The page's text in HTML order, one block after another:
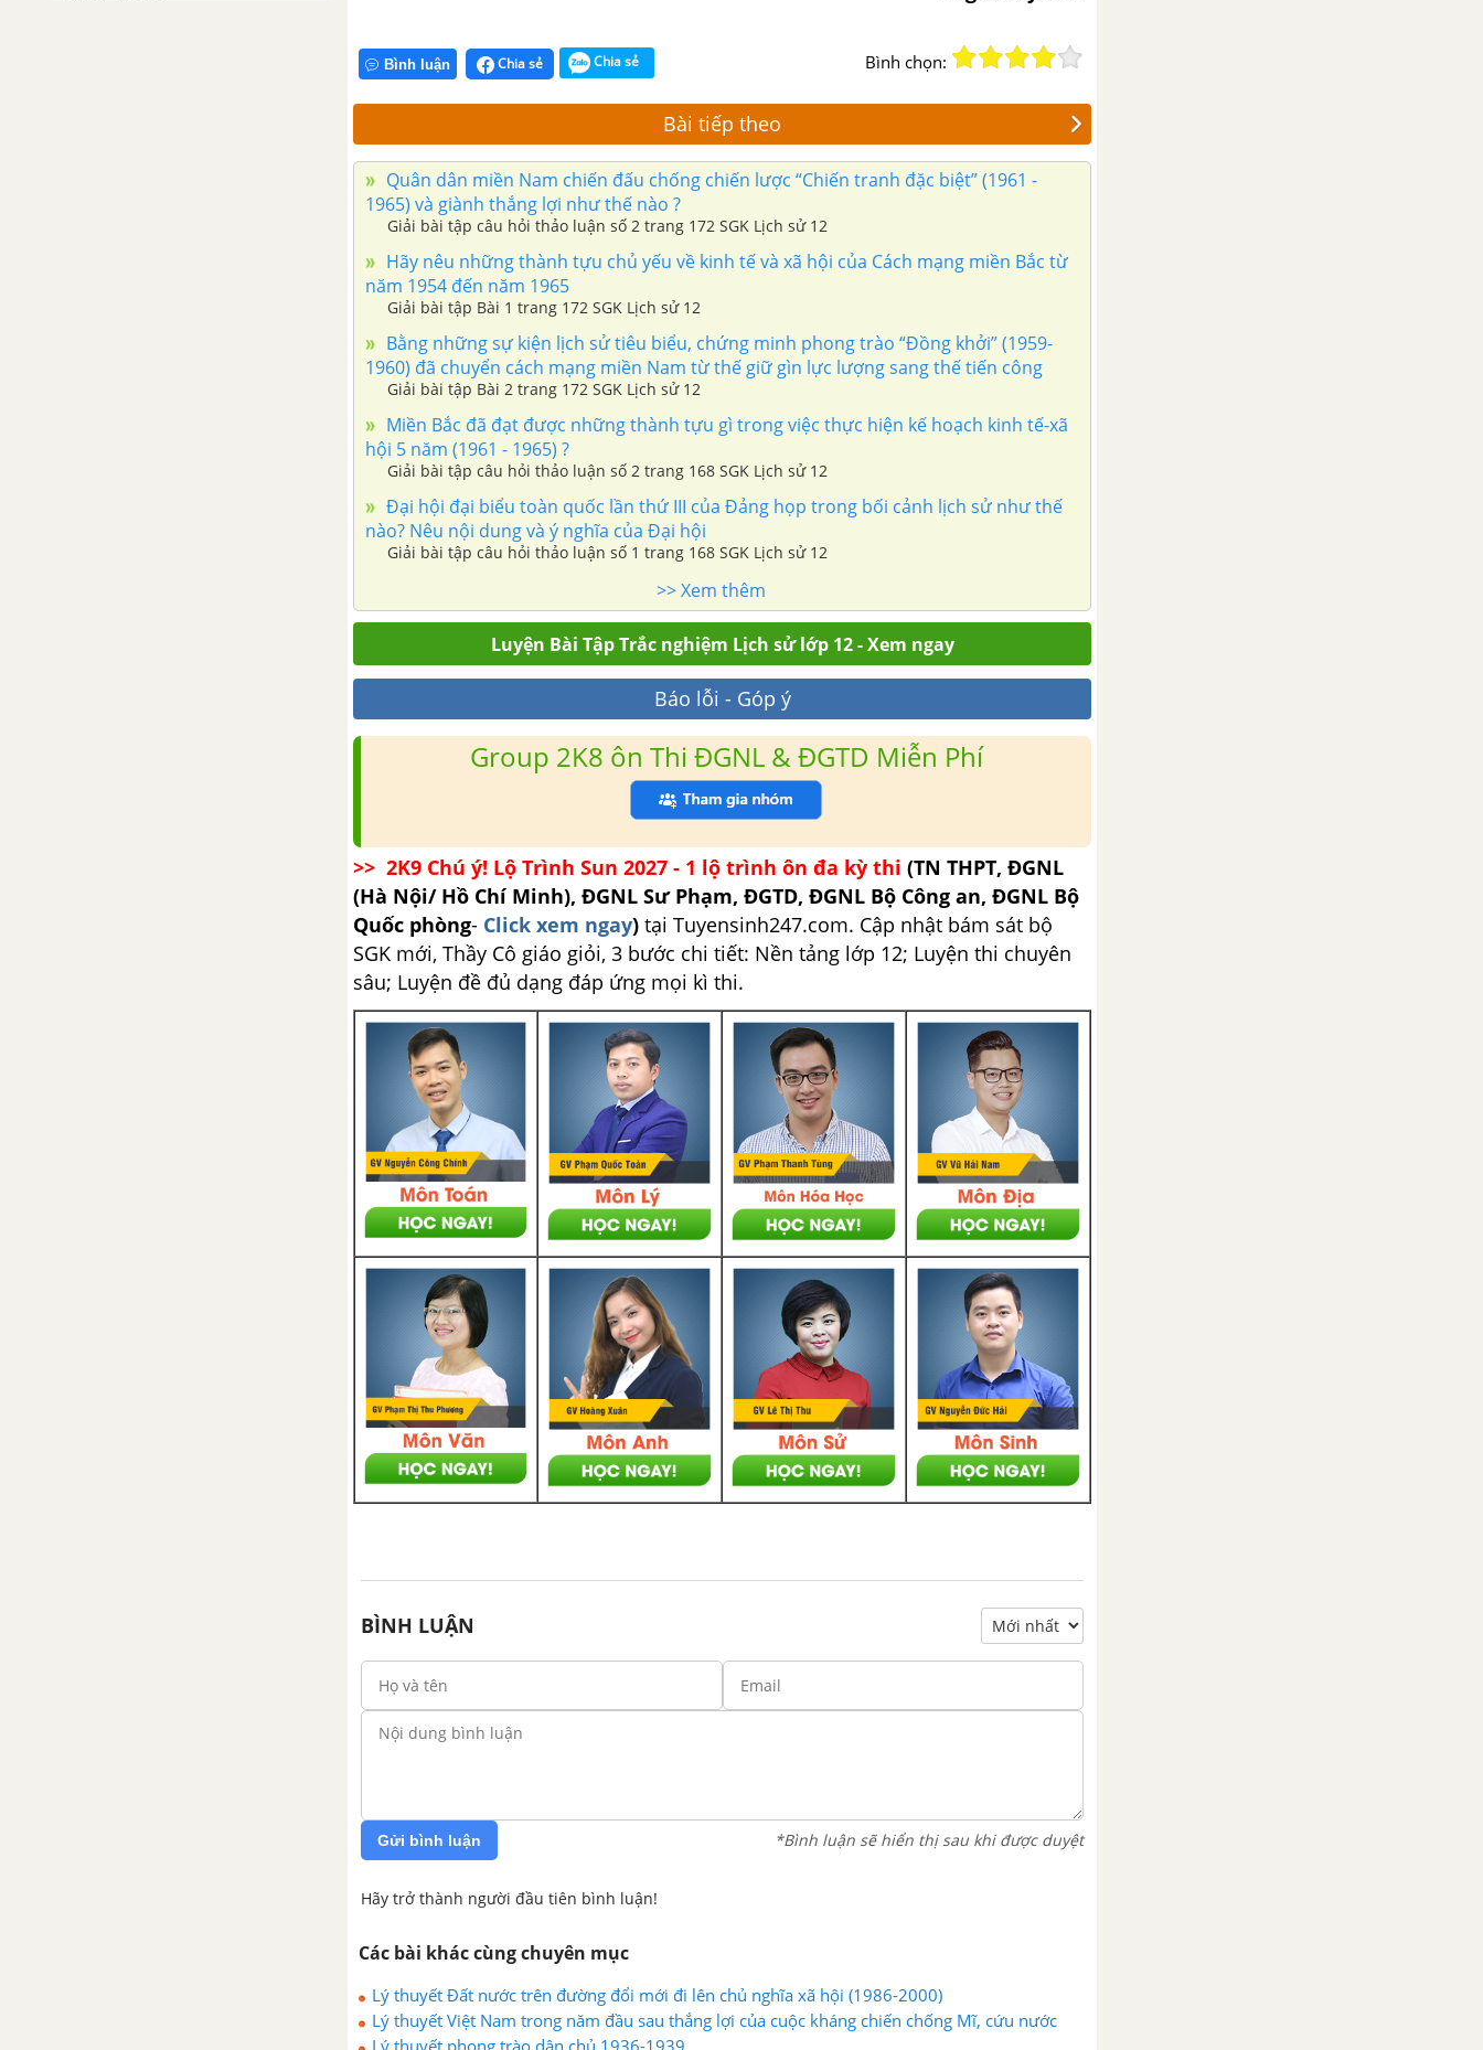
Bình luận Chia sẻ Chia sẻ Bình chọn:
Bài tiếp theo
Quân dân miền Nam chiến đấu chống chiến lược “Chiến tranh đặc biệt” (1961 -
1965) và giành thắng lợi như thế nào ?
Giải bài tập câu hỏi thảo luận số 2 trang 172 SGK Lịch sử 12
Hãy nêu những thành tựu chủ yếu về kinh tế và xã hội của Cách mạng miền Bắc từ
năm 1954 đến năm 1965
Giải bài tập Bài 1 trang 172 SGK Lịch sử 12
Bằng những sự kiện lịch sử tiêu biểu, chứng minh phong trào “Đồng khởi” (1959-
1960) đã chuyển cách mạng miền Nam từ thế giữ gìn lực lượng sang thế tiến công
Giải bài tập Bài 2 trang 172 SGK Lịch sử 12
Miền Bắc đã đạt được những thành tựu gì trong việc thực hiện kế hoạch kinh tế-xã
hội 5 năm (1961 - 1965) ?
Giải bài tập câu hỏi thảo luận số 2 trang 168 SGK Lịch sử 12
Đại hội đại biểu toàn quốc lần thứ III của Đảng họp trong bối cảnh lịch sử như thế
nào? Nêu nội dung và ý nghĩa của Đại hội
Giải bài tập câu hỏi thảo luận số 1 trang 168 SGK Lịch sử 12
>> Xem thêm
Luyện Bài Tập Trắc nghiệm Lịch sử lớp 12 - Xem ngay
Báo lỗi - Góp ý
Group 2K8 ôn Thi ĐGNL & ĐGTD Miễn Phí
>> 2K9 Chú ý! Lộ Trình Sun 2027 - 1 lộ trình ôn đa kỳ thi (TN THPT, ĐGNL
(Hà Nội/ Hồ Chí Minh), ĐGNL Sư Phạm, ĐGTD, ĐGNL Bộ Công an, ĐGNL Bộ
Quốc phòng- Click xem ngay) tại Tuyensinh247.com. Cập nhật bám sát bộ
SGK mới, Thầy Cô giáo giỏi, 3 bước chi tiết: Nền tảng lớp 12; Luyện thi chuyên
sâu; Luyện đề đủ dạng đáp ứng mọi kì thi.
BÌNH LUẬN
Gửi bình luận *Bình luận sẽ hiển thị sau khi được duyệt
Hãy trở thành người đầu tiên bình luận!
Các bài khác cùng chuyên mục
Lý thuyết Đất nước trên đường đổi mới đi lên chủ nghĩa xã hội (1986-2000)
Lý thuyết Việt Nam trong năm đầu sau thắng lợi của cuộc kháng chiến chống Mĩ, cứu nước
năm 1975
Lý thuyết phong trào dân chủ 1936-1939